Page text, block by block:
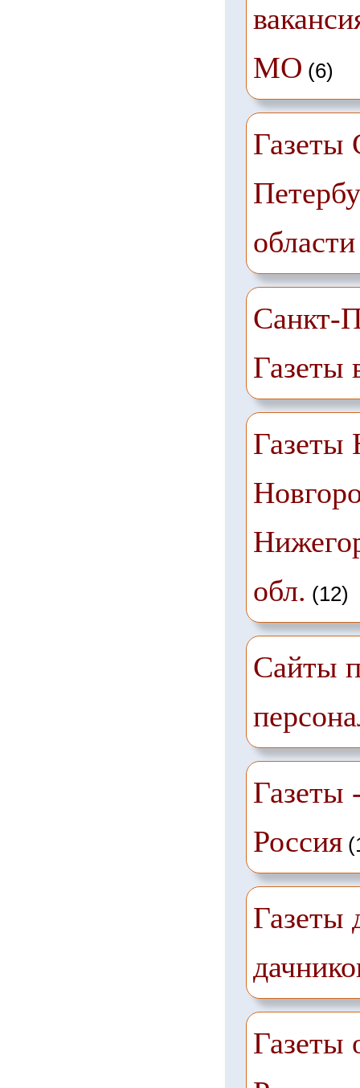
МО (6)
Газеты
области
Санкт-
Газеты
Газеты
обл. (12)
Сайты
Газеты
Россия
Газеты
Газеты